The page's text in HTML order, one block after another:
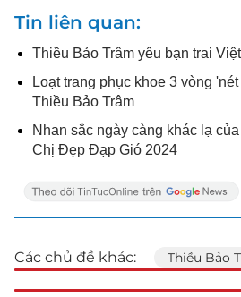
Tin liên quan
Thiều Bảo Trâm yêu bạn trai
Loạt trang phục khoe 3 vòng
Thiều Bảo Trâm
Nhan sắc ngày càng khác lạ
Chị Đẹp Đạp Gió 2024
Các chủ đề khác: Thiều Bảo